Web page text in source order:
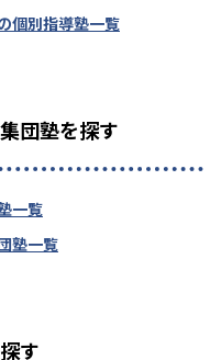
個別指導塾一覧
団塾を探す
一覧
塾一覧
す